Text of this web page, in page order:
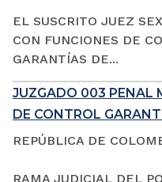
EL SUSCRITO JUEZ
CON FUNCIONES DE
GARANTÍAS DE...
JUZGADO 003 PENAL
DE CONTROL
REPÚBLICA DE
RAMA JUDICIAL DEL